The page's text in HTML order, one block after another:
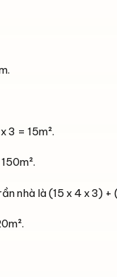
3 = 15m².
nhà là (15 x 4 x 3)